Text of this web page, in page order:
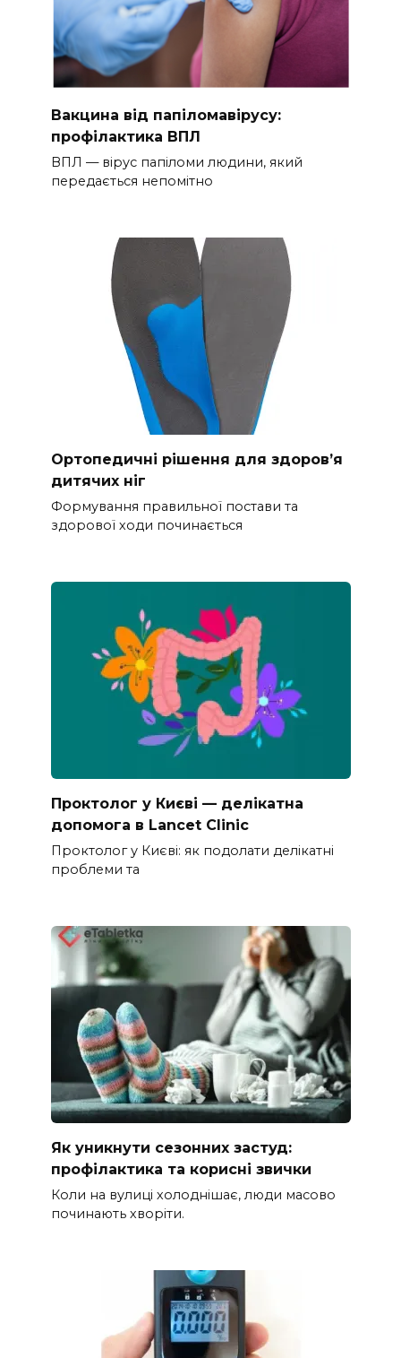
Вакцина від папіломавірусу:
профілактика ВПЛ
ВПЛ — вірус папіломи людини, який
передається непомітно
Ортопедичні рішення для здоров’я
дитячих ніг
Формування правильної постави та
здорової ходи починається
Проктолог у Києві — делікатна
допомога в Lancet Clinic
Проктолог у Києві: як подолати делікатні
проблеми та
Як уникнути сезонних застуд:
профілактика та корисні звички
Коли на вулиці холоднішає, люди масово
починають хворіти.